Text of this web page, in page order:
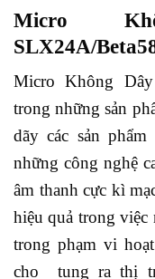
Micro
SLX24A/
Micro Không
trong những sản
dãy các sản
những công nghệ
âm thanh cực kì
hiệu quả trong việc
trong phạm vi
cho tung ra thị